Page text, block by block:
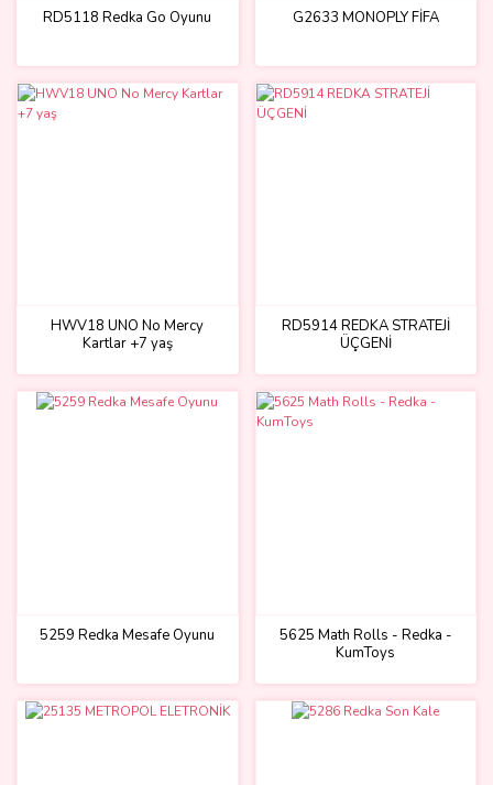
RD5118 Redka Go Oyunu G2633 MONOPLY FİFA
HWV18 UNO No Mercy
Kartlar +7 yaş
RD5914 REDKA STRATEJİ
ÜÇGENİ
5259 Redka Mesafe Oyunu
5625 Math Rolls - Redka -
KumToys